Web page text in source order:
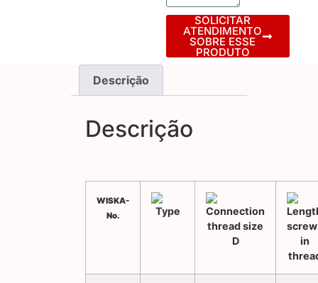
SOLICITAR
ATENDIMENTO
SOBRE ESSE
PRODUTO
Descrição
Descrição
WISKA-
No.